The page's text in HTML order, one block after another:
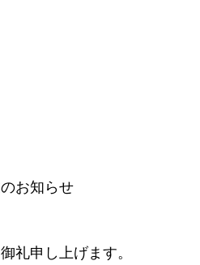
お知らせ
礼申し上げます。